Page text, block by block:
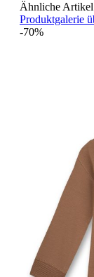
Ähnliche Artikel
Produktgalerie
-70%